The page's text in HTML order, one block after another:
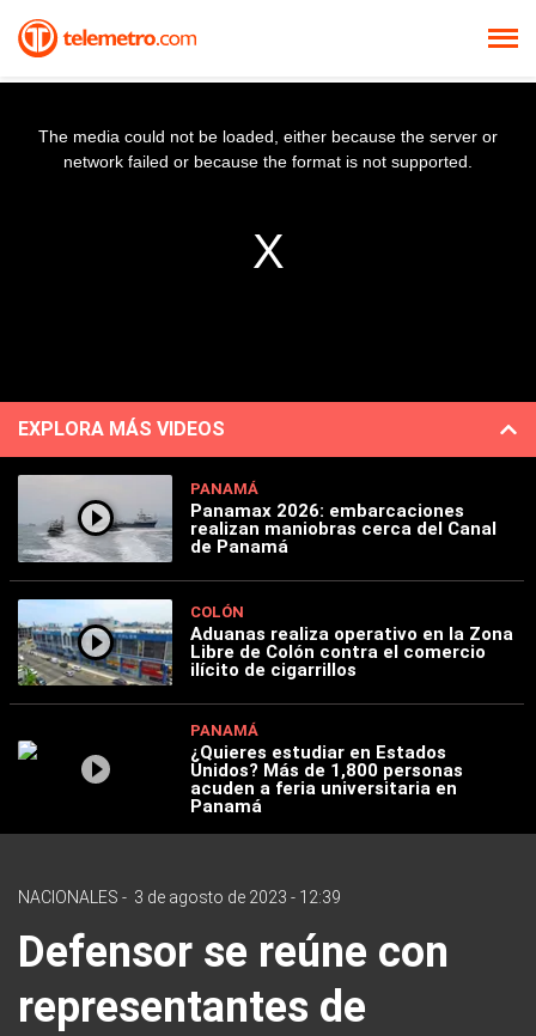
The media could not be loaded, either because the server or
network failed or because the format is not supported.
EXPLORA MÁS VIDEOS
PANAMÁ
Panamax 2026: embarcaciones
realizan maniobras cerca del Canal
de Panamá
COLÓN
Aduanas realiza operativo en la Zona
Libre de Colón contra el comercio
ilícito de cigarrillos
PANAMÁ
¿Quieres estudiar en Estados
Unidos? Más de 1,800 personas
acuden a feria universitaria en
Panamá
NACIONALES - 3 de agosto de 2023 - 12:39
Defensor se reúne con
representantes de